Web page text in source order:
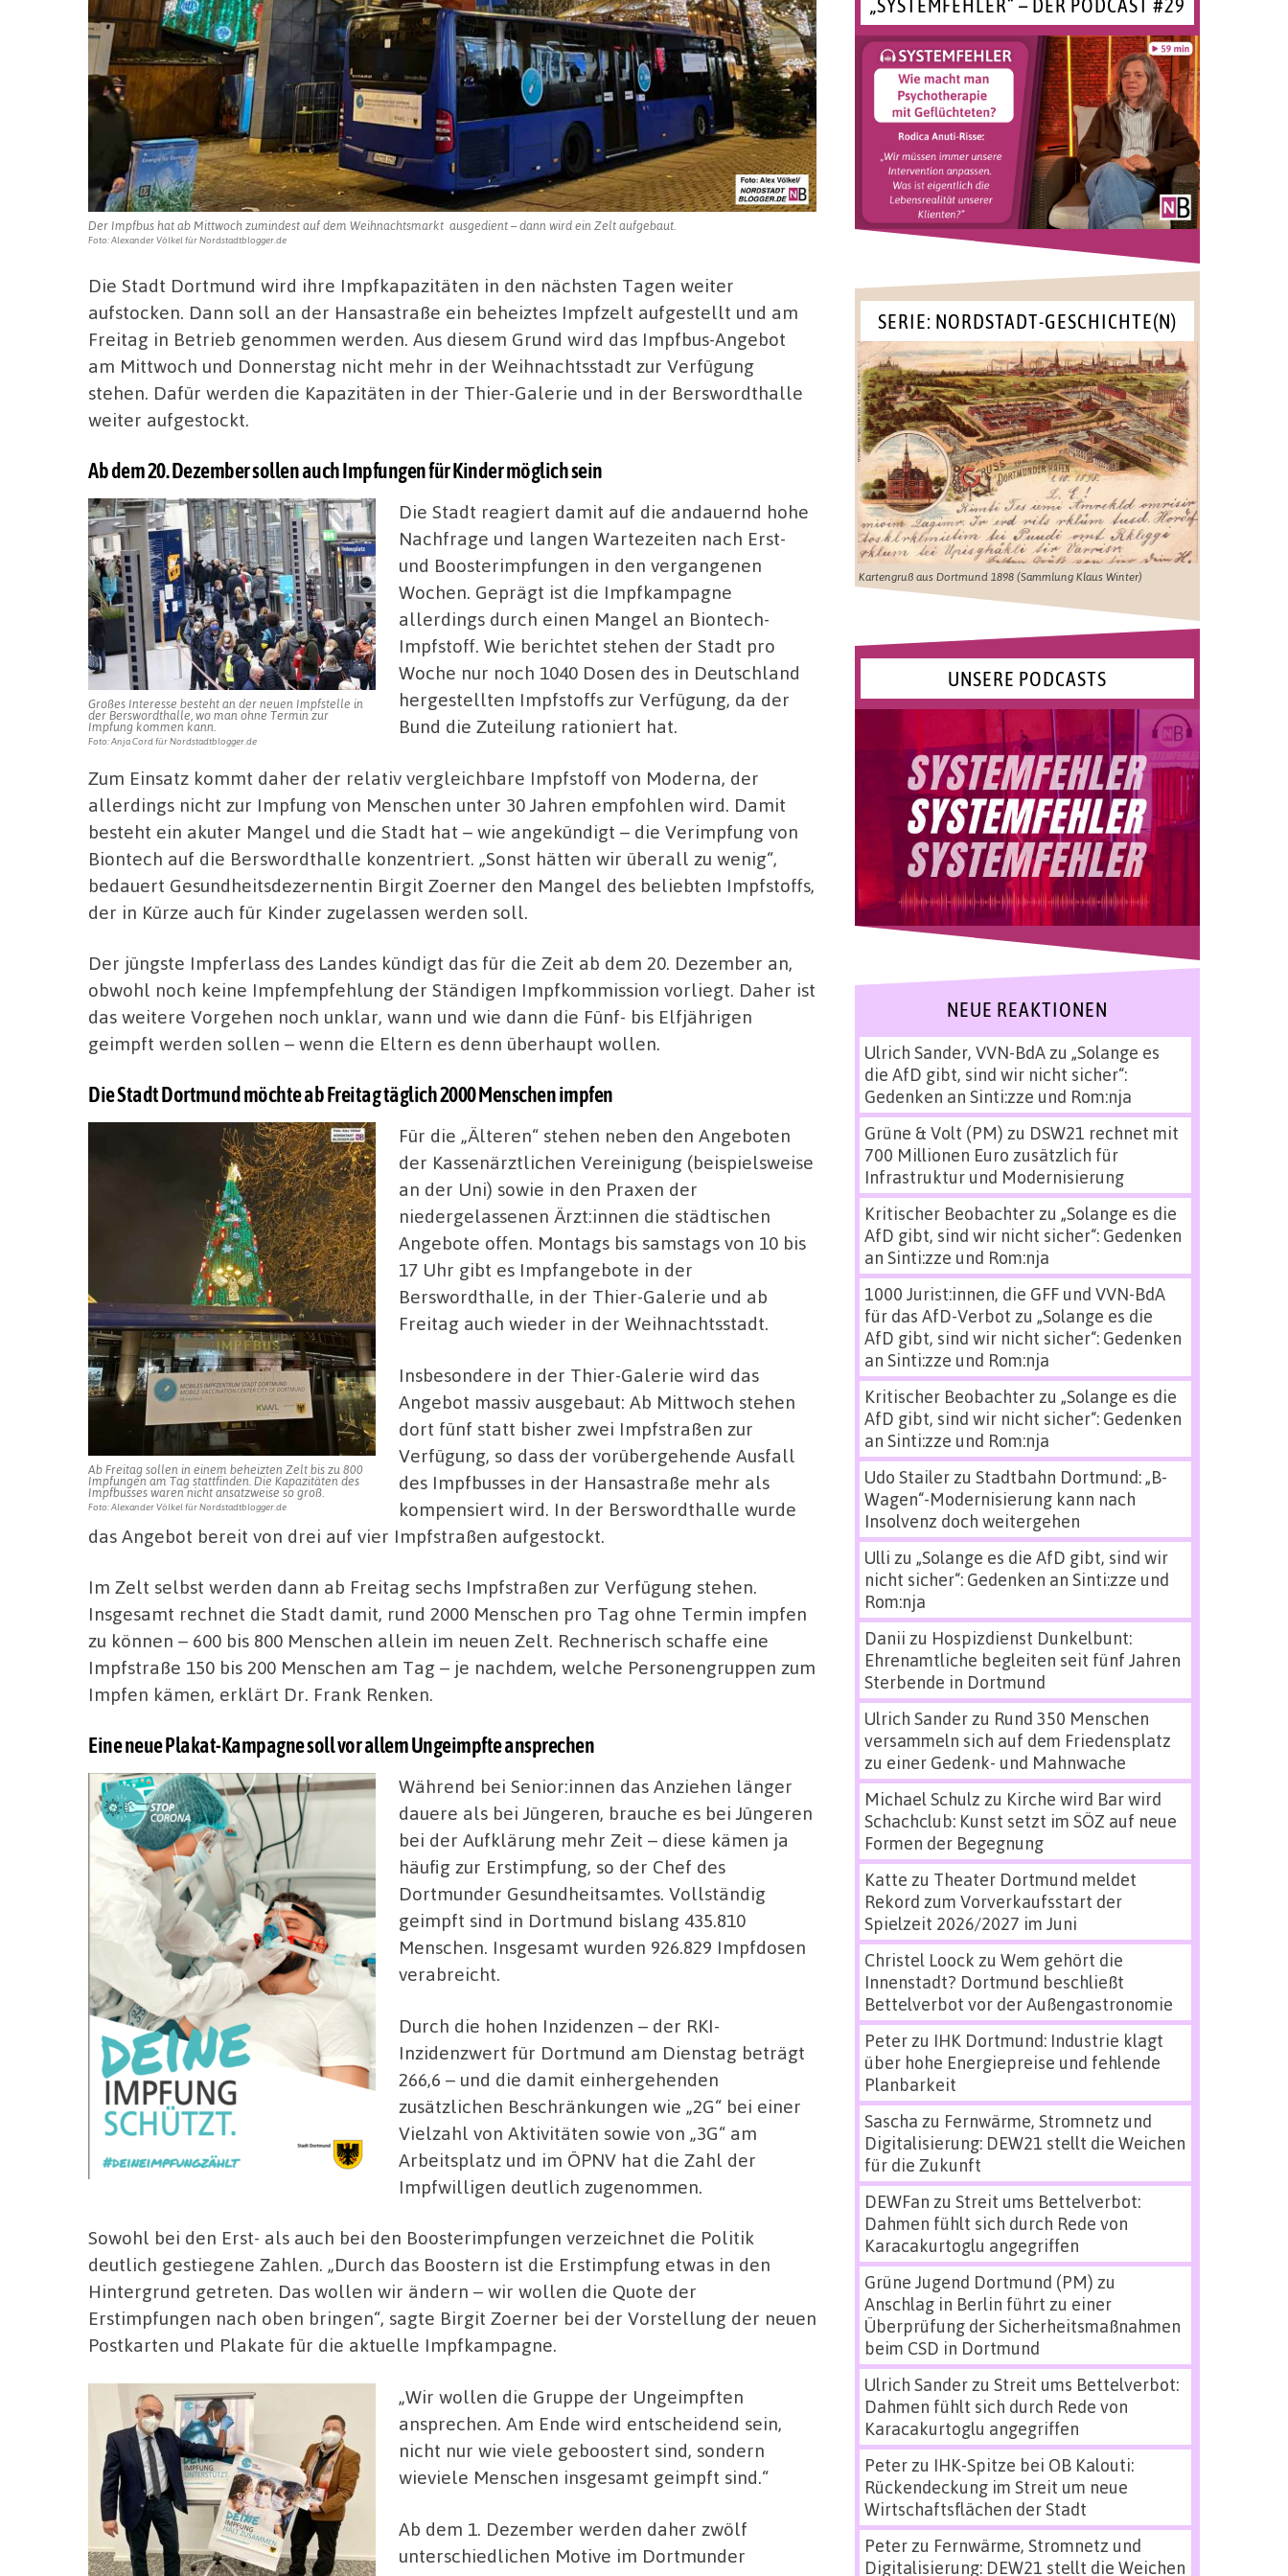
Der Impfbus hat ab Mittwoch zumindest auf dem Weihnachtsmarkt ausgedient – dann wird ein Zelt aufgebaut.
Foto: Alexander Völkel für Nordstadtblogger.de
Die Stadt Dortmund wird ihre Impfkapazitäten in den nächsten Tagen weiter
aufstocken. Dann soll an der Hansastraße ein beheiztes Impfzelt aufgestellt und am
Freitag in Betrieb genommen werden. Aus diesem Grund wird das Impfbus-Angebot
am Mittwoch und Donnerstag nicht mehr in der Weihnachtsstadt zur Verfügung
stehen. Dafür werden die Kapazitäten in der Thier-Galerie und in der Berswordthalle
weiter aufgestockt.
Ab dem 20. Dezember sollen auch Impfungen für Kinder möglich sein
Großes Interesse besteht an der neuen Impfstelle in
der Berswordthalle, wo man ohne Termin zur
Impfung kommen kann.
Foto: Anja Cord für Nordstadtblogger.de
Die Stadt reagiert damit auf die andauernd hohe
Nachfrage und langen Wartezeiten nach Erst-
und Boosterimpfungen in den vergangenen
Wochen. Geprägt ist die Impfkampagne
allerdings durch einen Mangel an Biontech-
Impfstoff. Wie berichtet stehen der Stadt pro
Woche nur noch 1040 Dosen des in Deutschland
hergestellten Impfstoffs zur Verfügung, da der
Bund die Zuteilung rationiert hat.
Zum Einsatz kommt daher der relativ vergleichbare Impfstoff von Moderna, der
allerdings nicht zur Impfung von Menschen unter 30 Jahren empfohlen wird. Damit
besteht ein akuter Mangel und die Stadt hat – wie angekündigt – die Verimpfung von
Biontech auf die Berswordthalle konzentriert. „Sonst hätten wir überall zu wenig“,
bedauert Gesundheitsdezernentin Birgit Zoerner den Mangel des beliebten Impfstoffs,
der in Kürze auch für Kinder zugelassen werden soll.
Der jüngste Impferlass des Landes kündigt das für die Zeit ab dem 20. Dezember an,
obwohl noch keine Impfempfehlung der Ständigen Impfkommission vorliegt. Daher ist
das weitere Vorgehen noch unklar, wann und wie dann die Fünf- bis Elfjährigen
geimpft werden sollen – wenn die Eltern es denn überhaupt wollen.
Die Stadt Dortmund möchte ab Freitag täglich 2000 Menschen impfen
Ab Freitag sollen in einem beheizten Zelt bis zu 800
Impfungen am Tag stattfinden. Die Kapazitäten des
Impfbusses waren nicht ansatzweise so groß.
Foto: Alexander Völkel für Nordstadtblogger.de
Für die „Älteren“ stehen neben den Angeboten
der Kassenärztlichen Vereinigung (beispielsweise
an der Uni) sowie in den Praxen der
niedergelassenen Ärzt:innen die städtischen
Angebote offen. Montags bis samstags von 10 bis
17 Uhr gibt es Impfangebote in der
Berswordthalle, in der Thier-Galerie und ab
Freitag auch wieder in der Weihnachtsstadt.
Insbesondere in der Thier-Galerie wird das
Angebot massiv ausgebaut: Ab Mittwoch stehen
dort fünf statt bisher zwei Impfstraßen zur
Verfügung, so dass der vorübergehende Ausfall
des Impfbusses in der Hansastraße mehr als
kompensiert wird. In der Berswordthalle wurde
das Angebot bereit von drei auf vier Impfstraßen aufgestockt.
Im Zelt selbst werden dann ab Freitag sechs Impfstraßen zur Verfügung stehen.
Insgesamt rechnet die Stadt damit, rund 2000 Menschen pro Tag ohne Termin impfen
zu können – 600 bis 800 Menschen allein im neuen Zelt. Rechnerisch schaffe eine
Impfstraße 150 bis 200 Menschen am Tag – je nachdem, welche Personengruppen zum
Impfen kämen, erklärt Dr. Frank Renken.
Eine neue Plakat-Kampagne soll vor allem Ungeimpfte ansprechen
Während bei Senior:innen das Anziehen länger
dauere als bei Jüngeren, brauche es bei Jüngeren
bei der Aufklärung mehr Zeit – diese kämen ja
häufig zur Erstimpfung, so der Chef des
Dortmunder Gesundheitsamtes. Vollständig
geimpft sind in Dortmund bislang 435.810
Menschen. Insgesamt wurden 926.829 Impfdosen
verabreicht.
Durch die hohen Inzidenzen – der RKI-
Inzidenzwert für Dortmund am Dienstag beträgt
266,6 – und die damit einhergehenden
zusätzlichen Beschränkungen wie „2G“ bei einer
Vielzahl von Aktivitäten sowie von „3G“ am
Arbeitsplatz und im ÖPNV hat die Zahl der
Impfwilligen deutlich zugenommen.
Sowohl bei den Erst- als auch bei den Boosterimpfungen verzeichnet die Politik
deutlich gestiegene Zahlen. „Durch das Boostern ist die Erstimpfung etwas in den
Hintergrund getreten. Das wollen wir ändern – wir wollen die Quote der
Erstimpfungen nach oben bringen“, sagte Birgit Zoerner bei der Vorstellung der neuen
Postkarten und Plakate für die aktuelle Impfkampagne.
„Wir wollen die Gruppe der Ungeimpften
ansprechen. Am Ende wird entscheidend sein,
nicht nur wie viele geboostert sind, sondern
wieviele Menschen insgesamt geimpft sind.“
Ab dem 1. Dezember werden daher zwölf
unterschiedlichen Motive im Dortmunder
„SYSTEMFEHLER“ – DER PODCAST #29
SERIE: NORDSTADT-GESCHICHTE(N)
Kartengruß aus Dortmund 1898 (Sammlung Klaus Winter)
UNSERE PODCASTS
NEUE REAKTIONEN
Ulrich Sander, VVN-BdAzu „Solange es
die AfD gibt, sind wir nicht sicher“:
Gedenken an Sinti:zze und Rom:nja
Grüne & Volt (PM) zu DSW21 rechnet mit
700 Millionen Euro zusätzlich für
Infrastruktur und Modernisierung
Kritischer Beobachterzu „Solange es die
AfD gibt, sind wir nicht sicher“: Gedenken
an Sinti:zze und Rom:nja
1000 Jurist:innen, die GFF und VVN-BdA
für das AfD-Verbot zu „Solange es die
AfD gibt, sind wir nicht sicher“: Gedenken
an Sinti:zze und Rom:nja
Kritischer Beobachterzu „Solange es die
AfD gibt, sind wir nicht sicher“: Gedenken
an Sinti:zze und Rom:nja
Udo Stailerzu Stadtbahn Dortmund: „B-
Wagen“-Modernisierung kann nach
Insolvenz doch weitergehen
Ulli zu „Solange es die AfD gibt, sind wir
nicht sicher“: Gedenken an Sinti:zze und
Rom:nja
Danii zu Hospizdienst Dunkelbunt:
Ehrenamtliche begleiten seit fünf Jahren
Sterbende in Dortmund
Ulrich Sanderzu Rund 350 Menschen
versammeln sich auf dem Friedensplatz
zu einer Gedenk- und Mahnwache
Michael Schulz zu Kirche wird Bar wird
Schachclub: Kunst setzt im SÖZ auf neue
Formen der Begegnung
Katte zu Theater Dortmund meldet
Rekord zum Vorverkaufsstart der
Spielzeit 2026/2027 im Juni
Christel Loock zu Wem gehört die
Innenstadt? Dortmund beschließt
Bettelverbot vor der Außengastronomie
Peterzu IHK Dortmund: Industrie klagt
über hohe Energiepreise und fehlende
Planbarkeit
Sascha zu Fernwärme, Stromnetz und
Digitalisierung: DEW21 stellt die Weichen
für die Zukunft
DEWFan zu Streit ums Bettelverbot:
Dahmen fühlt sich durch Rede von
Karacakurtoglu angegriffen
Grüne Jugend Dortmund (PM) zu
Anschlag in Berlin führt zu einer
Überprüfung der Sicherheitsmaßnahmen
beim CSD in Dortmund
Ulrich Sanderzu Streit ums Bettelverbot:
Dahmen fühlt sich durch Rede von
Karacakurtoglu angegriffen
Peterzu IHK-Spitze bei OB Kalouti:
Rückendeckung im Streit um neue
Wirtschaftsflächen der Stadt
Peterzu Fernwärme, Stromnetz und
Digitalisierung: DEW21 stellt die Weichen